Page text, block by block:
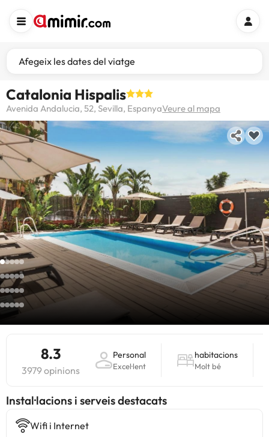
Afegeix les dates del viatge
Catalonia Hispalis
Avenida Andalucia, 52, Sevilla, EspanyaVeure al mapa
8.3
3979 opinions
Personal
Excel·lent
habitacions
Molt bé
Instal·lacions i serveis destacats
Wifi i Internet